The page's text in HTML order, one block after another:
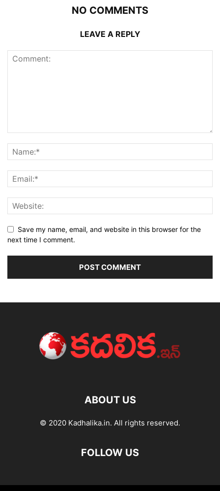
NO COMMENTS
LEAVE A REPLY
Save my name, email, and website in this browser for the
next time I comment.
ABOUT US
© 2020 Kadhalika.in. All rights reserved.
FOLLOW US